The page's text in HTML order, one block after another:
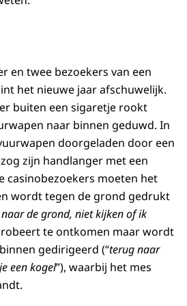
en twee bezoekers van een
het nieuwe jaar afschuwelijk.
buiten een sigaretje rookt
naar binnen geduwd. In
doorgeladen door een
zijn handlanger met een
casinobezoekers moeten het
wordt tegen de grond gedrukt
de grond, niet kijken of ik
te ontkomen maar wordt
gedirigeerd (“terug naar
een kogel”), waarbij het mes